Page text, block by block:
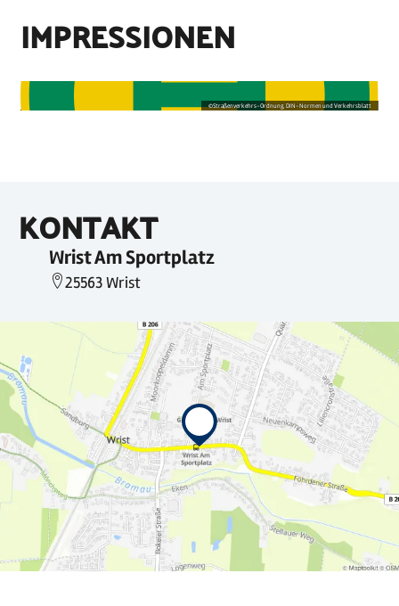
IMPRESSIONEN
©Straßenverkehrs-Ordnung, DIN-Normen und Verkehrsblatt
KONTAKT
Wrist Am Sportplatz
25563 Wrist